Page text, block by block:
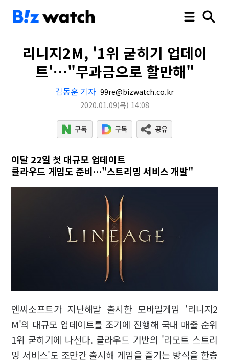
리니지2M, '1위 굳히기 업데이
트'…"무과금으로 할만해"
김동훈 기자 99re@bizwatch.co.kr
2020.01.09(목) 14:08
이달 22일 첫 대규모 업데이트
클라우드 게임도 준비…"스트리밍 서비스 개발"
엔씨소프트가 지난해말 출시한 모바일게임 '리니지2
M'의 대규모 업데이트를 조기에 진행해 국내 매출 순위
1위 굳히기에 나선다. 클라우드 기반의 '리모트 스트리
밍 서비스'도 조만간 출시해 게임을 즐기는 방식을 한층